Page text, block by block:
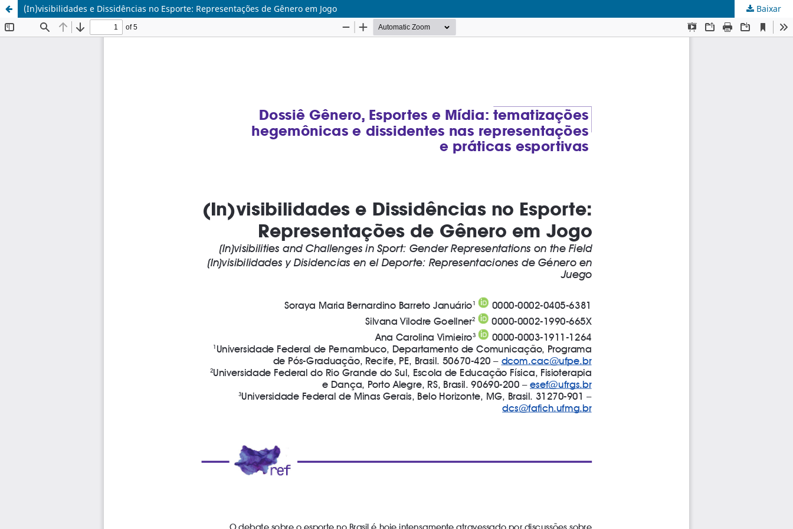
(In)visibilidades e Dissidências no Esporte: Representações de Gênero em Jogo Baixar